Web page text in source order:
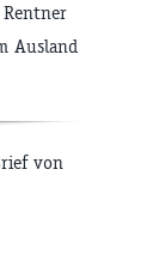
Ausland
von